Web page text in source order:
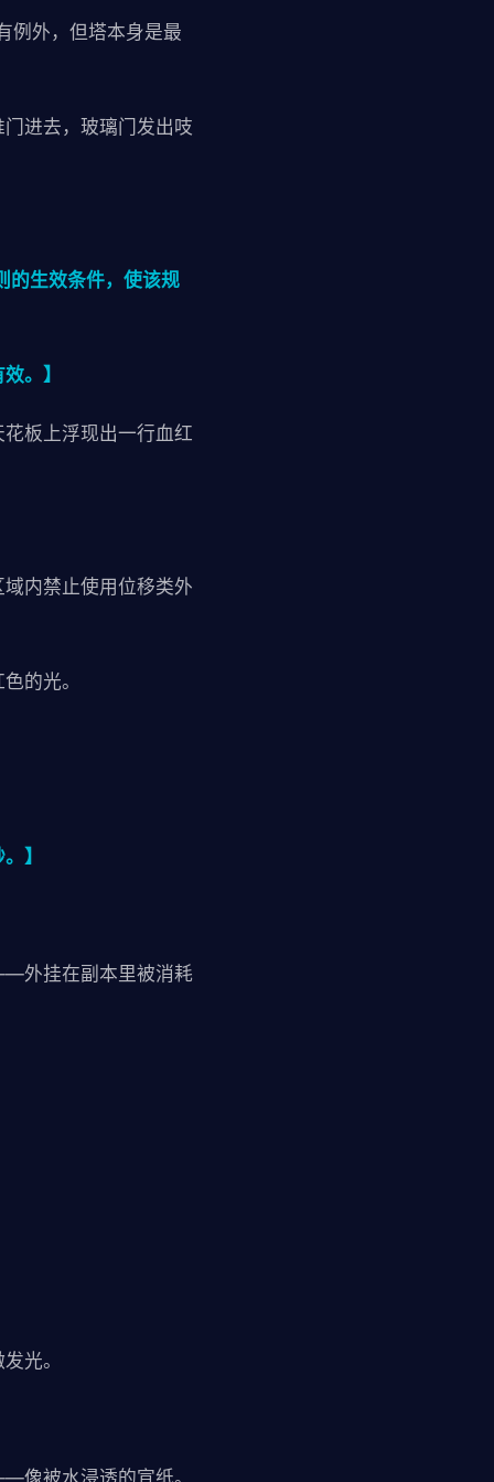
例外，但塔本身是最
进去，玻璃门发出吱
的生效条件，使该规
。】
板上浮现出一行血红
内禁止使用位移类外
的光。
】
外挂在副本里被消耗
光。
像被水浸透的宣纸。